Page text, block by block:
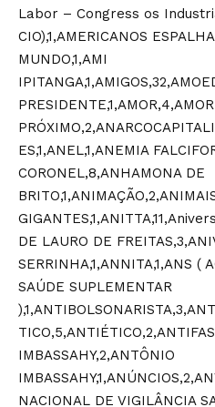
Labor – Congress os
CIO),1,AMERICANOS
MUNDO,1,AMI
ES,1,ANEL,1,ANEMIA
CORONEL,8,ANHAMONA DE
DE LAURO DE
SERRINHA,1,ANNITA,1,ANS (
SAÚDE SUPLEMENTAR
IMBASSAHY,2,ANTÔNIO
NACIONAL DE VIGILÂNCIA